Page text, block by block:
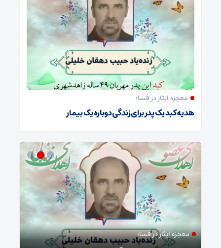
معجزه ایثار در فسا؛
هدیه کبد یک پدر برای زندگی دوباره یک بیمار
معجزه ایثار در فسا؛